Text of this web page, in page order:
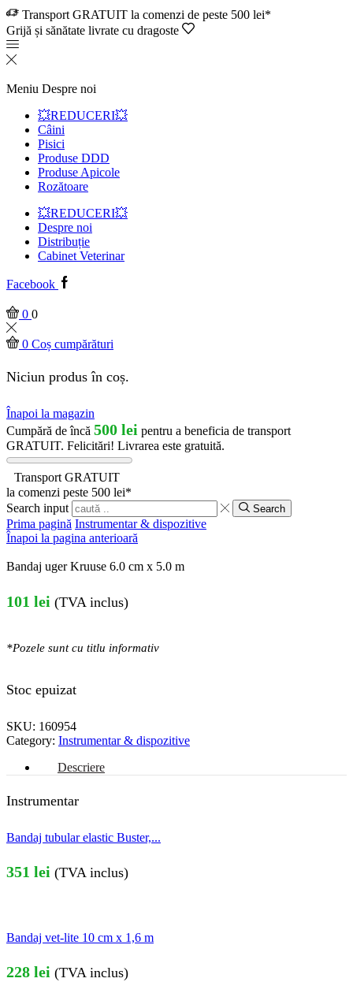
Transport GRATUIT la comenzi de peste 500 lei*
Grijă și sănătate livrate cu dragoste
Meniu Despre noi
💥REDUCERI💥
Câini
Pisici
Produse DDD
Produse Apicole
Rozătoare
💥REDUCERI💥
Despre noi
Distribuție
Cabinet Veterinar
Facebook
0 0
0 Coș cumpărături
Niciun produs în coș.
Înapoi la magazin
Cumpără de încă 500 lei pentru a beneficia de transport
GRATUIT. Felicitări! Livrarea este gratuită.
Transport GRATUIT
la comenzi peste 500 lei*
Search input
Search
Prima pagină Instrumentar & dispozitive
Înapoi la pagina anterioară
Bandaj uger Kruuse 6.0 cm x 5.0 m
101 lei (TVA inclus)
*Pozele sunt cu titlu informativ
Stoc epuizat
SKU: 160954
Category: Instrumentar & dispozitive
Descriere
Instrumentar
Bandaj tubular elastic Buster,...
351 lei (TVA inclus)
Bandaj vet-lite 10 cm x 1,6 m
228 lei (TVA inclus)